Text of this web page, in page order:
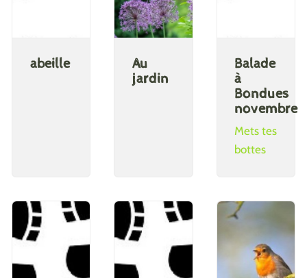
abeille
Au
jardin
Balade
à
Bondues
novembre
Mets tes
bottes